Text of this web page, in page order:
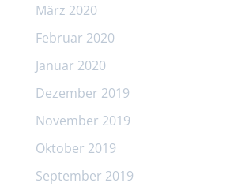
März 2020
Februar 2020
Januar 2020
Dezember 2019
November 2019
Oktober 2019
September 2019